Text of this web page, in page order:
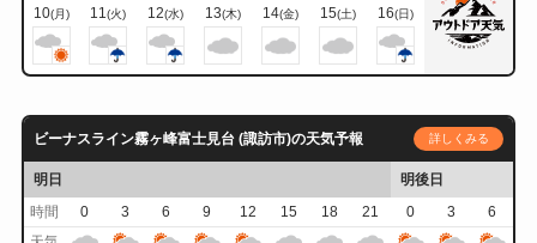
10(月) 11(火) 12(水) 13(木) 14(金) 15(土) 16(日)
ビーナスライン霧ヶ峰富士見台 (諏訪市)の天気予報 詳しくみる
明日
明後日
時間
0 3 6 9 12 15 18 21 0 3
6